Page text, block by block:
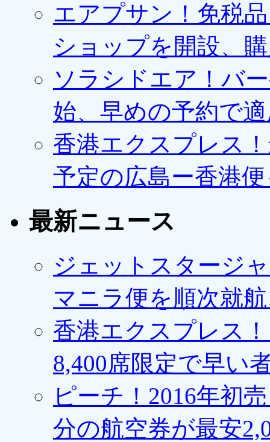
エアプサン！免税
ショップを開設、
ソラシドエア！バ
始、早めの予約で
香港エクスプレス
予定の広島ー香港
最新ニュース
ジェットスタージ
マニラ便を順次就
香港エクスプレス
8,400席限定で早い
ピーチ！2016年初
分の航空券が最安